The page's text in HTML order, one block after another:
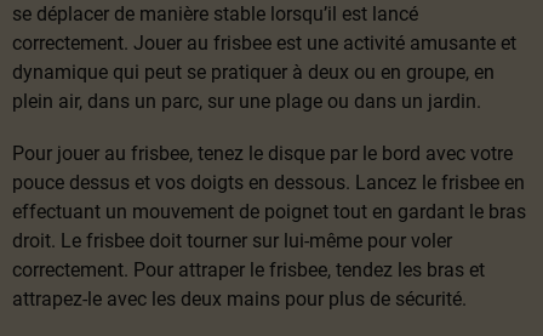
se déplacer de manière stable lorsqu’il est lancé
correctement. Jouer au frisbee est une activité amusante et
dynamique qui peut se pratiquer à deux ou en groupe, en
plein air, dans un parc, sur une plage ou dans un jardin.
Pour jouer au frisbee, tenez le disque par le bord avec votre
pouce dessus et vos doigts en dessous. Lancez le frisbee en
effectuant un mouvement de poignet tout en gardant le bras
droit. Le frisbee doit tourner sur lui-même pour voler
correctement. Pour attraper le frisbee, tendez les bras et
attrapez-le avec les deux mains pour plus de sécurité.